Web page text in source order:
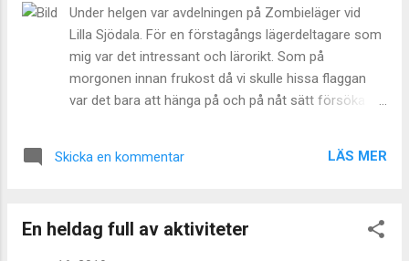
Under helgen var avdelningen på Zombieläger vid
Lilla Sjödala. För en förstagångs lägerdeltagare som
mig var det intressant och lärorikt. Som på
morgonen innan frukost då vi skulle hissa flaggan
var det bara att hänga på och på nåt sätt försöka
kunde få upp en eld själv. En drivkraft som var med
Jag kom faktiskt hem med mitt första bevismärke
Skicka en kommentar LÄS MER
En heldag full av aktiviteter